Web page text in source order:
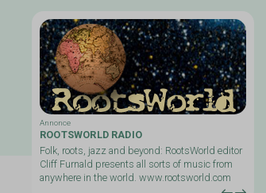
Annonce
ROOTSWORLD RADIO
Folk, roots, jazz and beyond: RootsWorld editor
Cliff Furnald presents all sorts of music from
anywhere in the world. www.rootsworld.com